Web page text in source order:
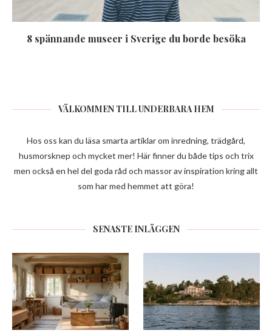
8 spännande museer i Sverige du borde besöka
VÄLKOMMEN TILL UNDERBARA HEM
Hos oss kan du läsa smarta artiklar om inredning, trädgård,
husmorsknep och mycket mer! Här finner du både tips och trix
men också en hel del goda råd och massor av inspiration kring allt
som har med hemmet att göra!
SENASTE INLÄGGEN